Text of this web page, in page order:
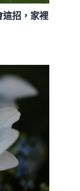
招，家裡